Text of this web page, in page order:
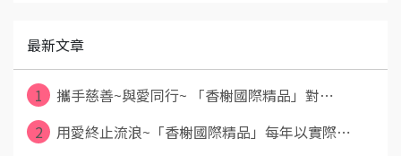
最新文章
1
攜手慈善~與愛同行~ 「香榭國際精品」對⋯
2
用愛終止流浪~「香榭國際精品」每年以實際⋯